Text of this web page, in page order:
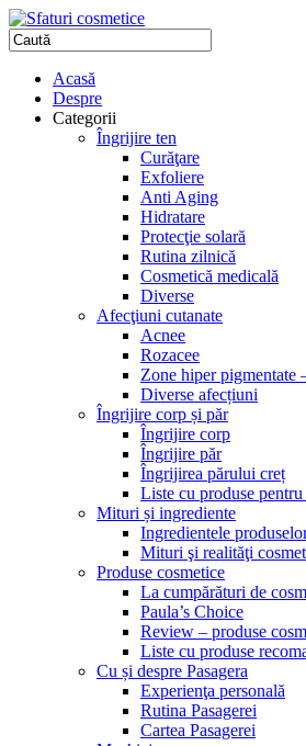
Acasă
Despre
Categorii
Îngrijire ten
Curăţare
Exfoliere
Anti Aging
Hidratare
Protecţie solară
Rutina zilnică
Cosmetică medicală
Diverse
Afecţiuni cutanate
Acnee
Rozacee
Zone hiper pigmentate
Diverse afecțiuni
Îngrijire corp și păr
Îngrijire corp
Îngrijire păr
Îngrijirea părului creț
Liste cu produse pentru
Mituri și ingrediente
Ingredientele
Mituri şi realităţi
Produse cosmetice
La cumpărături de
Paula’s Choice
Review – produse
Liste cu produse
Cu și despre Pasagera
Experienţa personală
Rutina Pasagerei
Cartea Pasagerei